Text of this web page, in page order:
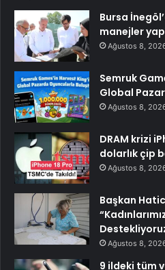
Bursa
manejler
Ağustos 8,
Semruk
Global
Ağustos 8,
DRAM krizi
dolarlık çip
Ağustos 8,
Başkan
Ağustos 8,
9 ildeki tüm